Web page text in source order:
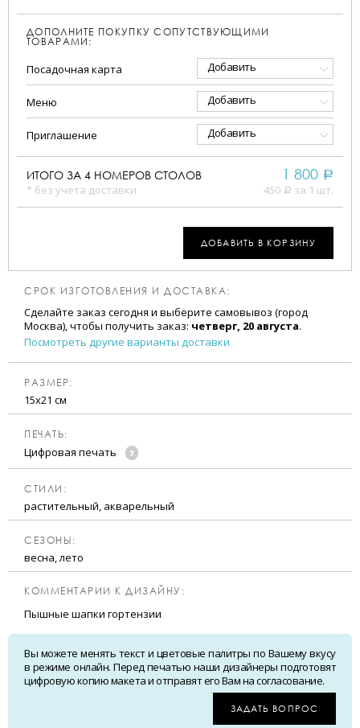
ДОПОЛНИТЕ ПОКУПКУ СОПУТСТВУЮЩИМИ
ТОВАРАМИ:
Посадочная карта Добавить
Меню Добавить
Приглашение Добавить
ИТОГО ЗА 4 НОМЕРОВ СТОЛОВ
* без учета доставки
1 800 a
450 a за 1 шт.
ДОБАВИТЬ В КОРЗИНУ
СРОК ИЗГОТОВЛЕНИЯ И ДОСТАВКА:
Сделайте заказ сегодня и выберите самовывоз (город
Москва), чтобы получить заказ: четверг, 20 августа.
Посмотреть другие варианты доставки
РАЗМЕР:
15х21 см
ПЕЧАТЬ:
Цифровая печать
CТИЛИ:
растительный, акварельный
CЕЗОНЫ:
весна, лето
КОММЕНТАРИИ К ДИЗАЙНУ:
Пышные шапки гортензии
Вы можете менять текст и цветовые палитры по Вашему вкусу
в режиме онлайн. Перед печатью наши дизайнеры подготовят
цифровую копию макета и отправят его Вам на согласование.
ЗАДАТЬ ВОПРОС